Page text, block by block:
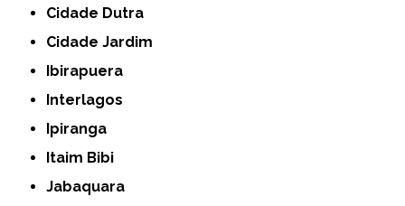
Cidade Dutra
Cidade Jardim
Ibirapuera
Interlagos
Ipiranga
Itaim Bibi
Jabaquara